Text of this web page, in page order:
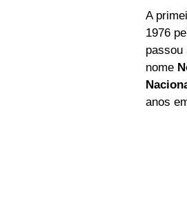
A
1976
passou
nome
anos